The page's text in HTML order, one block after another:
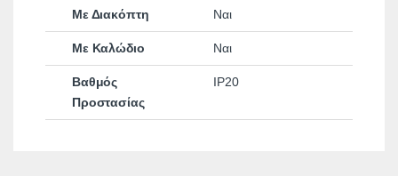
Με Διακόπτη Ναι
Με Καλώδιο Ναι
Βαθμός
Προστασίας
IP20